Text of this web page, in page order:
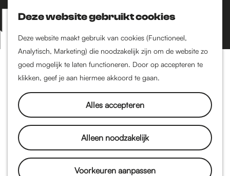
Deze website gebruikt cookies
Deze website maakt gebruik van cookies (Functioneel,
Analytisch, Marketing) die noodzakelijk zijn om de website zo
goed mogelijk te laten functioneren. Door op accepteren te
klikken, geef je aan hiermee akkoord te gaan.
Alles accepteren
Alleen noodzakelijk
Voorkeuren aanpassen
Z
o
e
k
e
K
a
a
r
t
M
e
n
Nijmegen-Nieuw-West
Dukenburg
Lindenholt
Historie
De oudste stad van
Nederland
Historische tijdlijn
Romeinse Limes
Vrede van Nijmegen
Penning